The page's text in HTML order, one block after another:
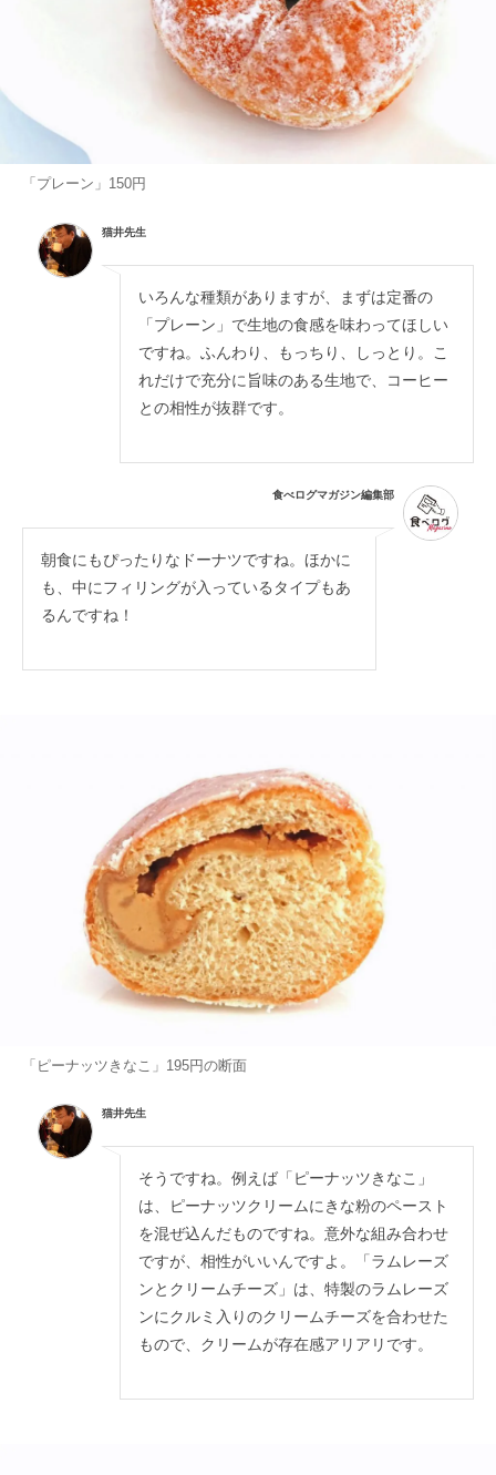
「プレーン」150円
猫井先生
いろんな種類がありますが、まずは定番の
「プレーン」で生地の食感を味わってほしい
ですね。ふんわり、もっちり、しっとり。こ
れだけで充分に旨味のある生地で、コーヒー
との相性が抜群です。
食べログマガジン編集部
朝食にもぴったりなドーナツですね。ほかに
も、中にフィリングが入っているタイプもあ
るんですね！
「ピーナッツきなこ」195円の断面
猫井先生
そうですね。例えば「ピーナッツきなこ」
は、ピーナッツクリームにきな粉のペースト
を混ぜ込んだものですね。意外な組み合わせ
ですが、相性がいいんですよ。「ラムレーズ
ンとクリームチーズ」は、特製のラムレーズ
ンにクルミ入りのクリームチーズを合わせた
もので、クリームが存在感アリアリです。